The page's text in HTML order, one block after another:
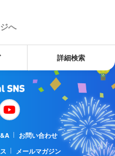
へ
詳細検索
お問い合わせ
メールマガジン